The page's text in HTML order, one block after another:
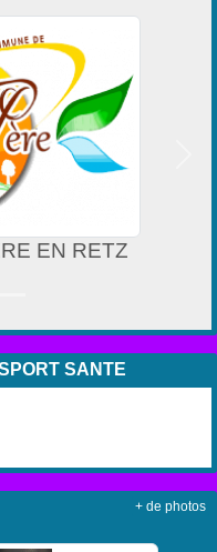
A.N.C.V
SANTE
+ de photos